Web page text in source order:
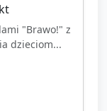
"Brawo!" z
dzieciom...